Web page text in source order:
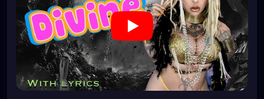
🔥🎶❤️‍🔥 MY ART & ORIGINAL MUSIC!!! 🥰 ➡️
XZanthia.com
YOUTUBE.com/XZanthiaMUSIC
#hellpop#creaturecosplay#monstercosplay
#monstercore#creaturecore
#dommymommy